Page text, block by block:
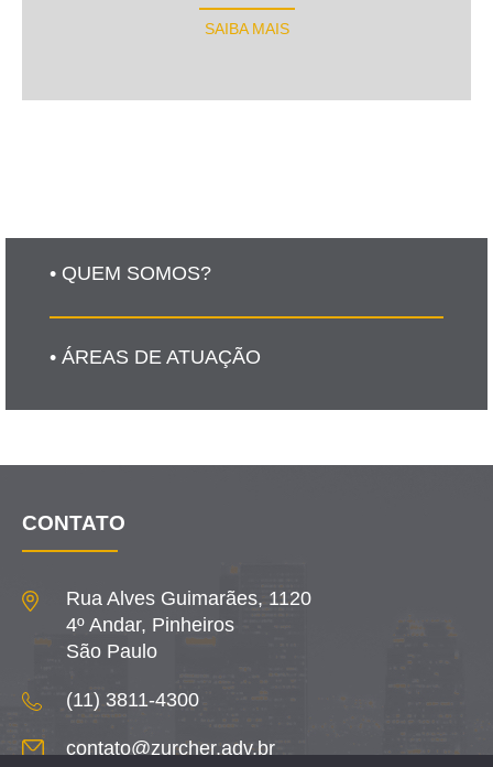
SAIBA MAIS
• QUEM SOMOS?
• ÁREAS DE ATUAÇÃO
CONTATO
Rua Alves Guimarães, 1120
4º Andar, Pinheiros
São Paulo
(11) 3811-4300
contato@zurcher.adv.br